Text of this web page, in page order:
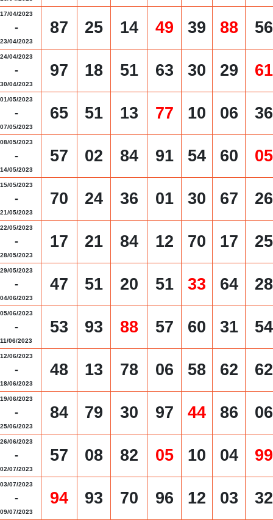
17/04/2023
-
23/04/2023
87 25 14 49 39 88 56
24/04/2023
-
30/04/2023
97 18 51 63 30 29 61
01/05/2023
-
07/05/2023
65 51 13 77 10 06 36
08/05/2023
-
14/05/2023
57 02 84 91 54 60 05
15/05/2023
-
21/05/2023
70 24 36 01 30 67 26
22/05/2023
-
28/05/2023
17 21 84 12 70 17 25
29/05/2023
-
04/06/2023
47 51 20 51 33 64 28
05/06/2023
-
11/06/2023
53 93 88 57 60 31 54
12/06/2023
-
18/06/2023
48 13 78 06 58 62 62
19/06/2023
-
25/06/2023
84 79 30 97 44 86 06
26/06/2023
-
02/07/2023
57 08 82 05 10 04 99
03/07/2023
-
09/07/2023
94 93 70 96 12 03 32